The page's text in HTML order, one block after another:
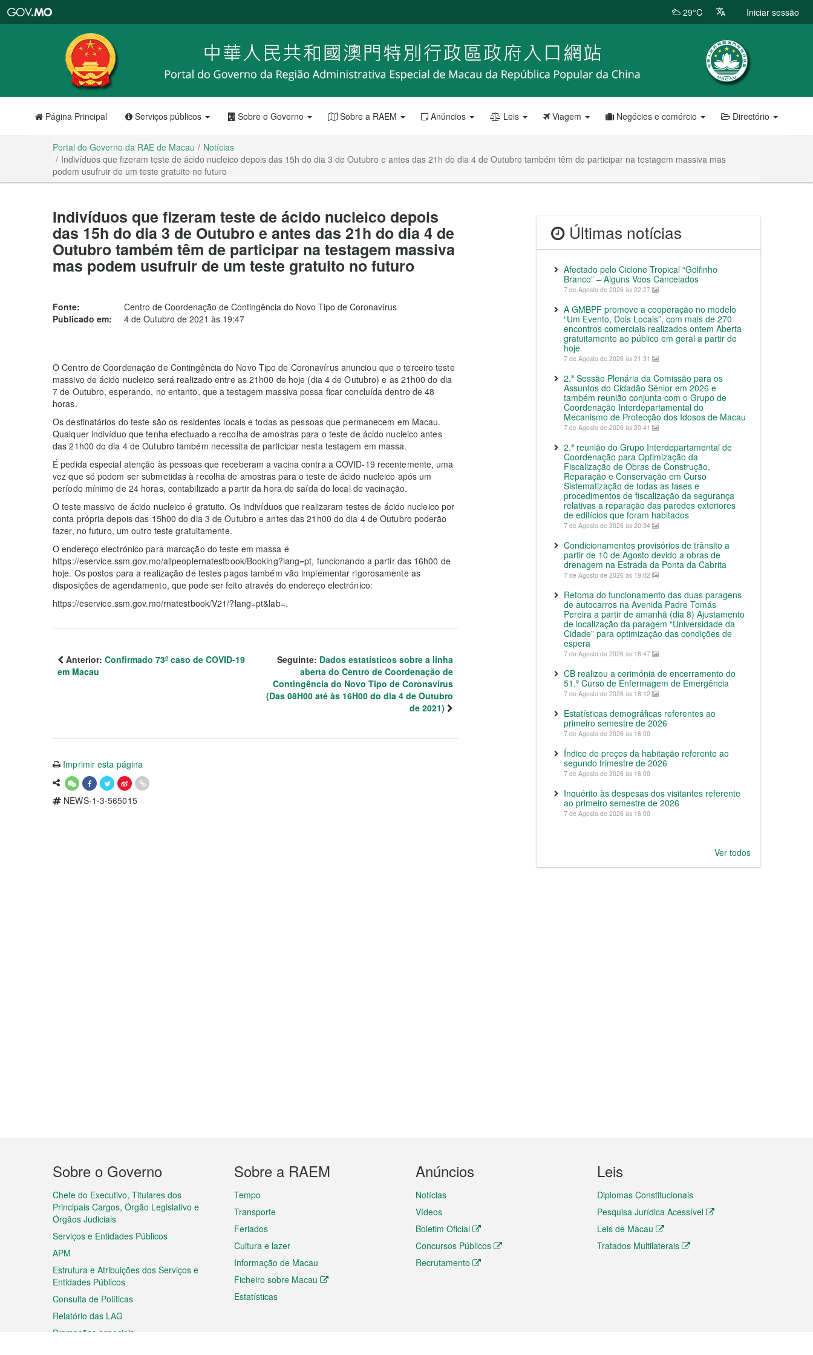
RAE
de
Macau
29°C Iniciar sessão
Página Principal Serviços públicos Sobre o Governo Sobre a RAEM Anúncios Leis Viagem Negócios e comércio Directório
Portal do Governo da RAE de Macau
Notícias
Indivíduos que fizeram teste de ácido nucleico depois das 15h do dia 3 de Outubro e antes das 21h do dia 4 de Outubro também têm de participar na testagem massiva mas
podem usufruir de um teste gratuito no futuro
Indivíduos que fizeram teste de ácido nucleico depois
das 15h do dia 3 de Outubro e antes das 21h do dia 4 de
Outubro também têm de participar na testagem massiva
mas podem usufruir de um teste gratuito no futuro
Fonte:
Centro de Coordenação de Contingência do Novo Tipo de Coronavírus
Publicado em:
4 de Outubro de 2021 às 19:47
O Centro de Coordenação de Contingência do Novo Tipo de Coronavírus anunciou que o terceiro teste
massivo de ácido nucleico será realizado entre as 21h00 de hoje (dia 4 de Outubro) e as 21h00 do dia
7 de Outubro, esperando, no entanto, que a testagem massiva possa ficar concluída dentro de 48
horas.
Os destinatários do teste são os residentes locais e todas as pessoas que permanecem em Macau.
Qualquer indivíduo que tenha efectuado a recolha de amostras para o teste de ácido nucleico antes
das 21h00 do dia 4 de Outubro também necessita de participar nesta testagem em massa.
É pedida especial atenção às pessoas que receberam a vacina contra a COVID-19 recentemente, uma
vez que só podem ser submetidas à recolha de amostras para o teste de ácido nucleico após um
período mínimo de 24 horas, contabilizado a partir da hora de saída do local de vacinação.
O teste massivo de ácido nucleico é gratuito. Os indivíduos que realizaram testes de ácido nucleico por
conta própria depois das 15h00 do dia 3 de Outubro e antes das 21h00 do dia 4 de Outubro poderão
fazer, no futuro, um outro teste gratuitamente.
O endereço electrónico para marcação do teste em massa é
https://eservice.ssm.gov.mo/allpeoplernatestbook/Booking?lang=pt, funcionando a partir das 16h00 de
hoje. Os postos para a realização de testes pagos também vão implementar rigorosamente as
disposições de agendamento, que pode ser feito através do endereço electrónico:
https://eservice.ssm.gov.mo/rnatestbook/V21/?lang=pt&lab=.
Anterior: Confirmado 73º caso de COVID-19
em Macau
Seguinte: Dados estatísticos sobre a linha
aberta do Centro de Coordenação de
Contingência do Novo Tipo de Coronavírus
(Das 08H00 até às 16H00 do dia 4 de Outubro
de 2021)
Imprimir esta página
NEWS-1-3-565015
Últimas notícias
Afectado pelo Ciclone Tropical “Golfinho
Branco” – Alguns Voos Cancelados
7 de Agosto de 2026 às 22:27
A GMBPF promove a cooperação no modelo
“Um Evento, Dois Locais”, com mais de 270
encontros comerciais realizados ontem Aberta
gratuitamente ao público em geral a partir de
hoje
7 de Agosto de 2026 às 21:31
2.ª Sessão Plenária da Comissão para os
Assuntos do Cidadão Sénior em 2026 e
também reunião conjunta com o Grupo de
Coordenação Interdepartamental do
Mecanismo de Protecção dos Idosos de Macau
7 de Agosto de 2026 às 20:41
2.ª reunião do Grupo Interdepartamental de
Coordenação para Optimização da
Fiscalização de Obras de Construção,
Reparação e Conservação em Curso
Sistematização de todas as fases e
procedimentos de fiscalização da segurança
relativas a reparação das paredes exteriores
de edifícios que foram habitados
7 de Agosto de 2026 às 20:34
Condicionamentos provisórios de trânsito a
partir de 10 de Agosto devido a obras de
drenagem na Estrada da Ponta da Cabrita
7 de Agosto de 2026 às 19:02
Retoma do funcionamento das duas paragens
de autocarros na Avenida Padre Tomás
Pereira a partir de amanhã (dia 8) Ajustamento
de localização da paragem “Universidade da
Cidade” para optimização das condições de
espera
7 de Agosto de 2026 às 18:47
CB realizou a cerimónia de encerramento do
51.º Curso de Enfermagem de Emergência
7 de Agosto de 2026 às 18:12
Estatísticas demográficas referentes ao
primeiro semestre de 2026
7 de Agosto de 2026 às 16:00
Índice de preços da habitação referente ao
segundo trimestre de 2026
7 de Agosto de 2026 às 16:00
Inquérito às despesas dos visitantes referente
ao primeiro semestre de 2026
7 de Agosto de 2026 às 16:00
Ver todos
Menu
do
rodapé
Sobre o Governo
Chefe do Executivo, Titulares dos
Principais Cargos, Órgão Legislativo e
Órgãos Judiciais
Serviços e Entidades Públicos
APM
Estrutura e Atribuições dos Serviços e
Entidades Públicos
Consulta de Políticas
Relatório das LAG
Promoções especiais
Sobre a RAEM
Tempo
Transporte
Feriados
Cultura e lazer
Informação de Macau
Ficheiro sobre Macau
Estatísticas
Anúncios
Notícias
Vídeos
Boletim Oficial
Concursos Públicos
Recrutamento
Leis
Diplomas Constitucionais
Pesquisa Jurídica Acessível
Leis de Macau
Tratados Multilaterais